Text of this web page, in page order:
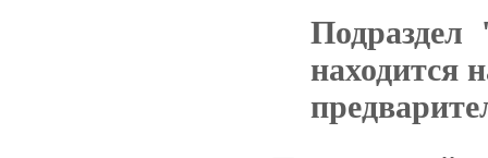
Подраздел
находится